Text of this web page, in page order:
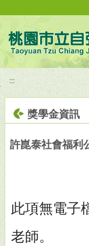
:::
獎學金資訊
許崑泰社會福利
此項無電子
老師。